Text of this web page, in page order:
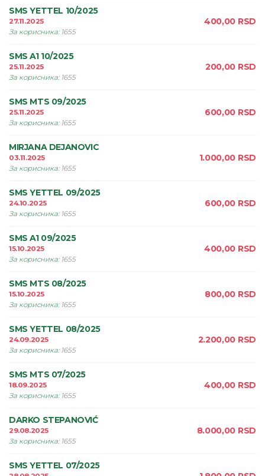
SMS YETTEL 10/2025
27.11.2025
За корисника: 1655
400,00 RSD
SMS A1 10/2025
25.11.2025
За корисника: 1655
200,00 RSD
SMS MTS 09/2025
25.11.2025
За корисника: 1655
600,00 RSD
MIRJANA DEJANOVIC
03.11.2025
За корисника: 1655
1.000,00 RSD
SMS YETTEL 09/2025
24.10.2025
За корисника: 1655
600,00 RSD
SMS A1 09/2025
15.10.2025
За корисника: 1655
400,00 RSD
SMS MTS 08/2025
15.10.2025
За корисника: 1655
800,00 RSD
SMS YETTEL 08/2025
24.09.2025
За корисника: 1655
2.200,00 RSD
SMS MTS 07/2025
18.09.2025
За корисника: 1655
400,00 RSD
DARKO STEPANOVIĆ
29.08.2025
За корисника: 1655
8.000,00 RSD
SMS YETTEL 07/2025